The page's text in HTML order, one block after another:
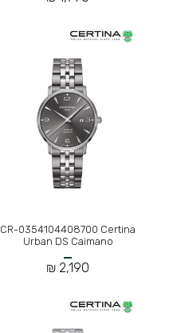
CR-0354104408700 Certina
Urban DS Caimano
2,190 ₪